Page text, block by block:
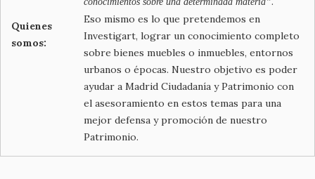
Quienes
somos:
Eso mismo es lo que pretendemos en
Investigart, lograr un conocimiento completo
sobre bienes muebles o inmuebles, entornos
urbanos o épocas. Nuestro objetivo es poder
ayudar a Madrid Ciudadanía y Patrimonio con
el asesoramiento en estos temas para una
mejor defensa y promoción de nuestro
Patrimonio.